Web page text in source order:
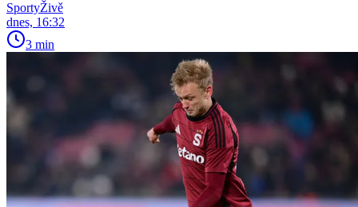
SportyŽivě
dnes, 16:32
3 min